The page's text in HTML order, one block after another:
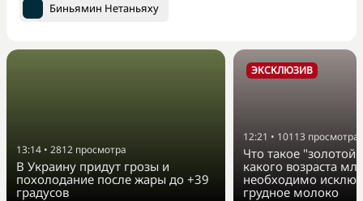
Биньямин Нетаньяху
13:14 • 2812 просмотра
В Украину придут грозы и
похолодание после жары до +39
градусов
ЭКСКЛЮЗИВ
12:21 • 10113 просмотра
Что такое "золотой
какого возраста
необходимо
грудное молоко